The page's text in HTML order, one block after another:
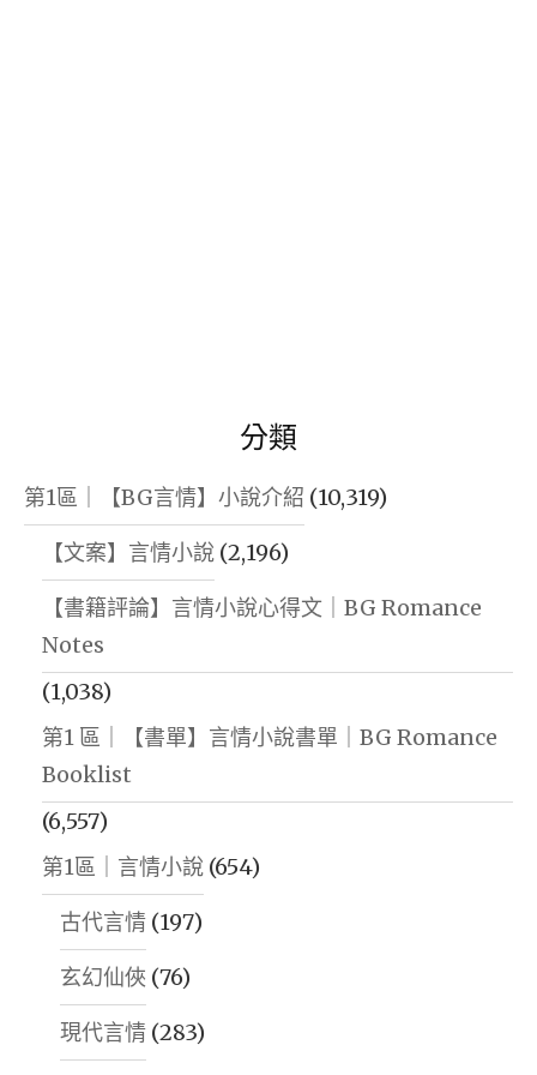
分類
第1區｜【BG言情】小說介紹 (10,319)
【文案】言情小說 (2,196)
【書籍評論】言情小說心得文｜BG Romance
Notes
(1,038)
第1 區｜【書單】言情小說書單｜BG Romance
Booklist
(6,557)
第1區｜言情小說 (654)
古代言情 (197)
玄幻仙俠 (76)
現代言情 (283)